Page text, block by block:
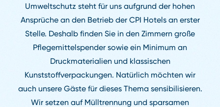
Umweltschutz steht für uns aufgrund der hohen
Ansprüche an den Betrieb der CPI Hotels an erster
Stelle. Deshalb finden Sie in den Zimmern große
Pflegemittelspender sowie ein Minimum an
Druckmaterialien und klassischen
Kunststoffverpackungen. Natürlich möchten wir
auch unsere Gäste für dieses Thema sensibilisieren.
Wir setzen auf Mülltrennung und sparsamen